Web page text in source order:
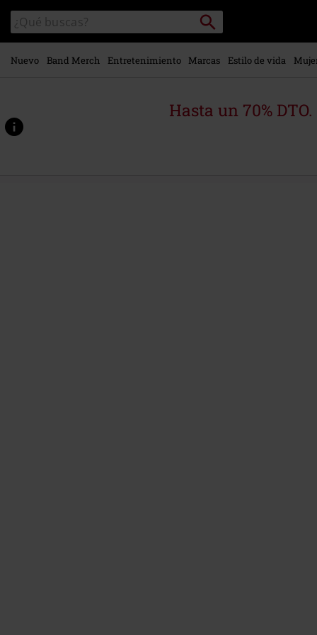
contenido
principal
Buscar
en
el
catálogo
Buscar
Nuevo Band Merch Entretenimiento Marcas Estilo de vida
Hasta un 70%